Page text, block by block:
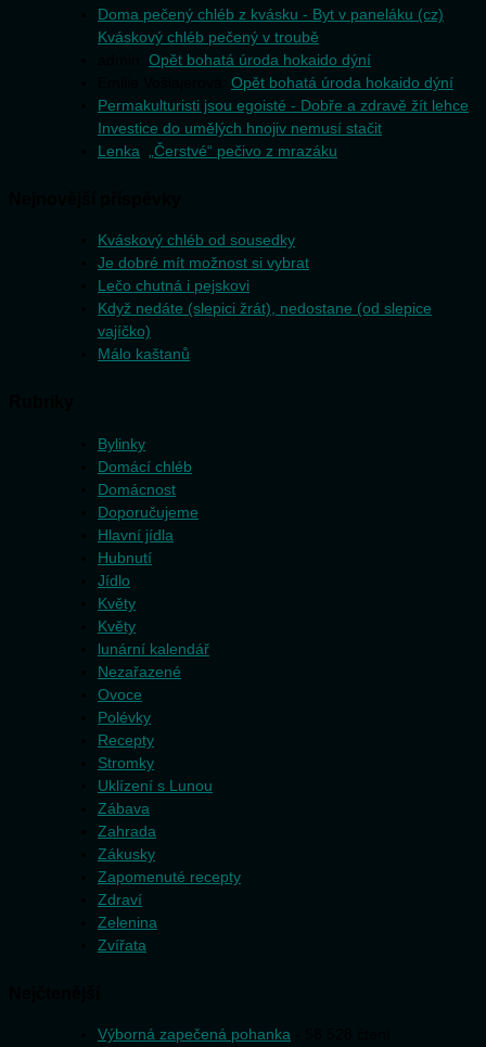
Doma pečený chléb z kvásku - Byt v paneláku (cz)
Kváskový chléb pečený v troubě
Opět bohatá úroda hokaido dýní
Opět bohatá úroda hokaido dýní
Permakulturisti jsou egoisté - Dobře a zdravě žít lehce
Investice do umělých hnojiv nemusí stačit
Lenka
„Čerstvé“ pečivo z mrazáku
Kváskový chléb od sousedky
Je dobré mít možnost si vybrat
Lečo chutná i pejskovi
Když nedáte (slepici žrát), nedostane (od slepice
vajíčko)
Málo kaštanů
Bylinky
Domácí chléb
Domácnost
Doporučujeme
Hlavní jídla
Hubnutí
Jídlo
Květy
Květy
lunární kalendář
Nezařazené
Ovoce
Polévky
Recepty
Stromky
Uklízení s Lunou
Zábava
Zahrada
Zákusky
Zapomenuté recepty
Zdraví
Zelenina
Zvířata
Výborná zapečená pohanka